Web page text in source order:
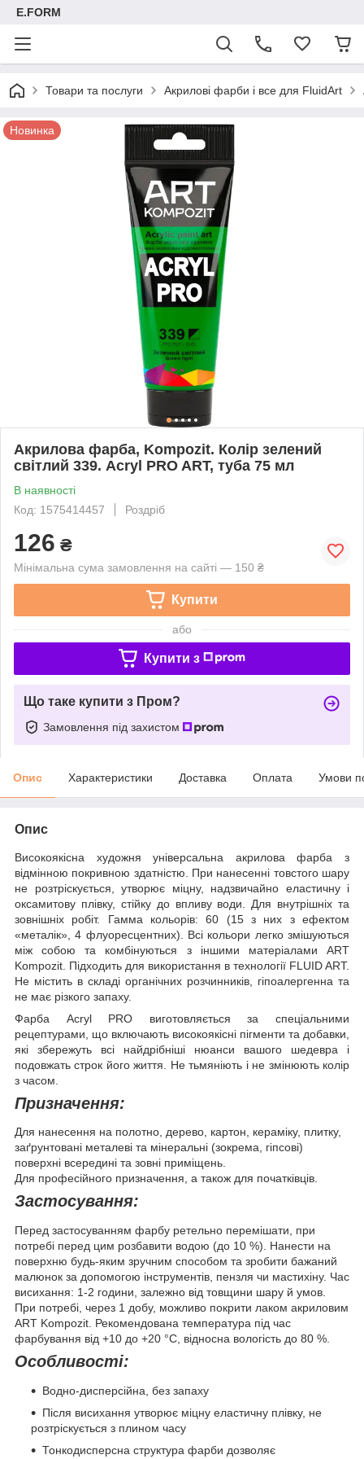
E.FORM
Товари та послуги Акрилові фарби і все для FluidArt
Новинка
Акрилова фарба, Kompozit. Колір зелений
світлий 339. Acryl PRO ART, туба 75 мл
В наявності
Код: 1575414457
Роздріб
126 ₴
Мінімальна сума замовлення на сайті — 150 ₴
Купити
або
Купити з
Що таке купити з Пром?
Замовлення під захистом
Опис Характеристики Доставка Оплата Умови
Опис
Високоякісна художня універсальна акрилова фарба з
відмінною покривною здатністю. При нанесенні товстого шару
не розтріскується, утворює міцну, надзвичайно еластичну і
оксамитову плівку, стійку до впливу води. Для внутрішніх та
зовнішніх робіт. Гамма кольорів: 60 (15 з них з ефектом
«металік», 4 флуоресцентних). Всі кольори легко змішуються
між собою та комбінуються з іншими матеріалами ART
Kompozit. Підходить для використання в технології FLUID ART.
Не містить в складі органічних розчинників, гіпоалергенна та
не має різкого запаху.
Фарба Acryl PRO виготовляється за спеціальними
рецептурами, що включають високоякісні пігменти та добавки,
які збережуть всі найдрібніші нюанси вашого шедевра і
подовжать строк його життя. Не тьмяніють і не змінюють колір
з часом.
Призначення:
Для нанесення на полотно, дерево, картон, кераміку, плитку,
заґрунтовані металеві та мінеральні (зокрема, гіпсові)
поверхні всередині та зовні приміщень.
Для професійного призначення, а також для початківців.
Застосування:
Перед застосуванням фарбу ретельно перемішати, при
потребі перед цим розбавити водою (до 10 %). Нанести на
поверхню будь-яким зручним способом та зробити бажаний
малюнок за допомогою інструментів, пензля чи мастихіну. Час
висихання: 1-2 години, залежно від товщини шару й умов.
При потребі, через 1 добу, можливо покрити лаком акриловим
ART Kompozit. Рекомендована температура під час
фарбування від +10 до +20 °С, відносна вологість до 80 %.
Особливості:
Водно-дисперсійна, без запаху
Після висихання утворює міцну еластичну плівку, не
розтріскується з плином часу
Тонкодисперсна структура фарби дозволяє